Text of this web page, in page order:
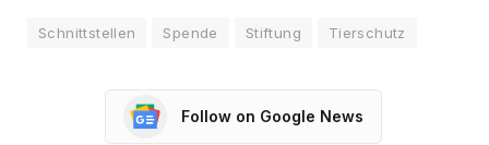
Schnittstellen Spende Stiftung Tierschutz
Follow on Google News